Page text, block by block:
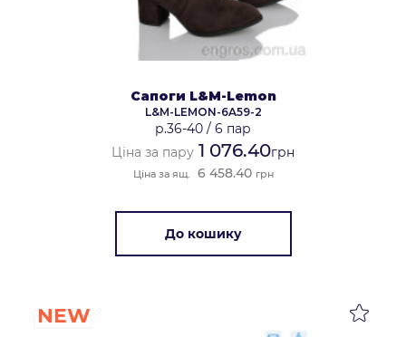
Сапоги L&M-Lemon
L&M-LEMON-6A59-2
р.36-40 / 6 пар
Ціна за пару 1 076.40грн
Ціна за ящ. 6 458.40 грн
До кошику
NEW